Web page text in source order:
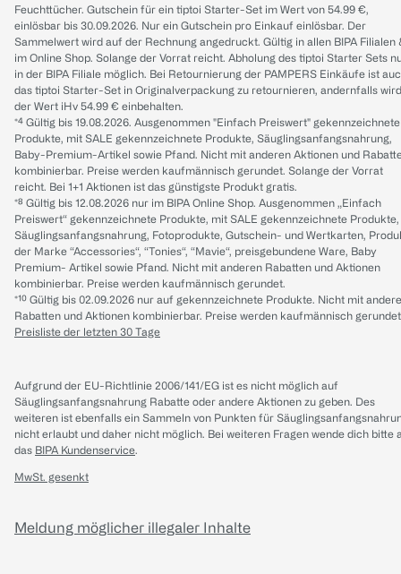
Feuchttücher. Gutschein für ein tiptoi Starter-Set im Wert von 54.99 €,
einlösbar bis 30.09.2026. Nur ein Gutschein pro Einkauf einlösbar. Der
Sammelwert wird auf der Rechnung angedruckt. Gültig in allen BIPA Filialen
im Online Shop. Solange der Vorrat reicht. Abholung des tiptoi Starter Sets
in der BIPA Filiale möglich. Bei Retournierung der PAMPERS Einkäufe ist
das tiptoi Starter-Set in Originalverpackung zu retournieren, andernfalls wird
der Wert iHv 54.99 € einbehalten.
*⁴ Gültig bis 19.08.2026. Ausgenommen "Einfach Preiswert" gekennzeichnete
Produkte, mit SALE gekennzeichnete Produkte, Säuglingsanfangsnahrung,
Baby-Premium-Artikel sowie Pfand. Nicht mit anderen Aktionen und
kombinierbar. Preise werden kaufmännisch gerundet. Solange der Vorrat
reicht. Bei 1+1 Aktionen ist das günstigste Produkt gratis.
*⁸ Gültig bis 12.08.2026 nur im BIPA Online Shop. Ausgenommen „Einfach
Preiswert“ gekennzeichnete Produkte, mit SALE gekennzeichnete Produkte,
Säuglingsanfangsnahrung, Fotoprodukte, Gutschein- und Wertkarten,
der Marke “Accessories“, “Tonies“, “Mavie“, preisgebundene Ware, Baby
Premium- Artikel sowie Pfand. Nicht mit anderen Rabatten und Aktionen
kombinierbar. Preise werden kaufmännisch gerundet.
*¹⁰ Gültig bis 02.09.2026 nur auf gekennzeichnete Produkte. Nicht mit
Rabatten und Aktionen kombinierbar. Preise werden kaufmännisch
Preisliste der letzten 30 Tage
Aufgrund der EU-Richtlinie 2006/141/EG ist es nicht möglich auf
Säuglingsanfangsnahrung Rabatte oder andere Aktionen zu geben. Des
weiteren ist ebenfalls ein Sammeln von Punkten für
nicht erlaubt und daher nicht möglich. Bei weiteren Fragen wende dich bitte
das BIPA Kundenservice.
MwSt. gesenkt
Meldung möglicher illegaler Inhalte